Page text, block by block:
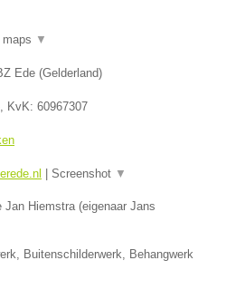
▼
Ede (Gelderland)
, KvK: 60967307
| Screenshot ▼
Hiemstra (eigenaar Jans
Buitenschilderwerk, Behangwerk